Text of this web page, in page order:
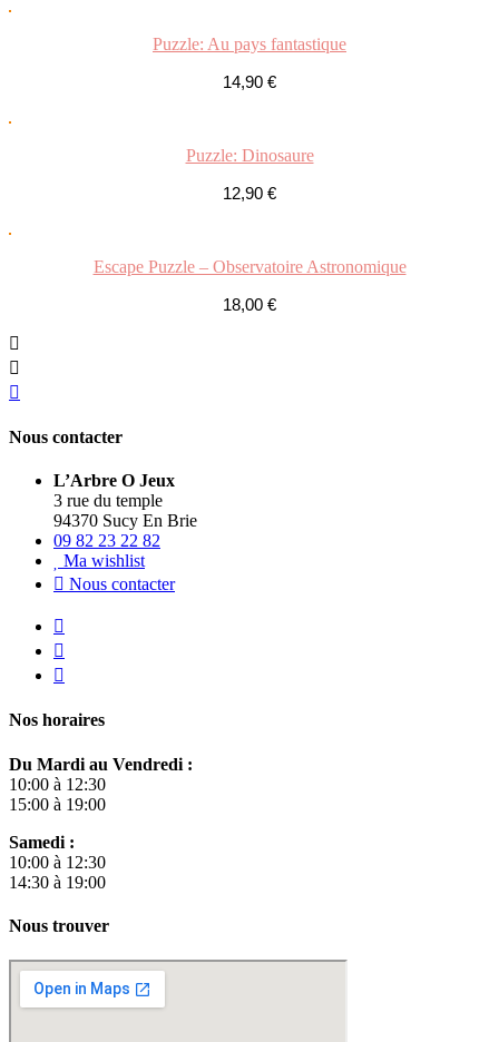
Puzzle: Au pays fantastique
14,90 €
Puzzle: Dinosaure
12,90 €
Escape Puzzle – Observatoire Astronomique
18,00 €
Nous contacter
L’Arbre O Jeux
3 rue du temple
94370 Sucy En Brie
09 82 23 22 82
Ma wishlist
Nous contacter
Nos horaires
Du Mardi au Vendredi :
10:00 à 12:30
15:00 à 19:00
Samedi :
10:00 à 12:30
14:30 à 19:00
Nous trouver